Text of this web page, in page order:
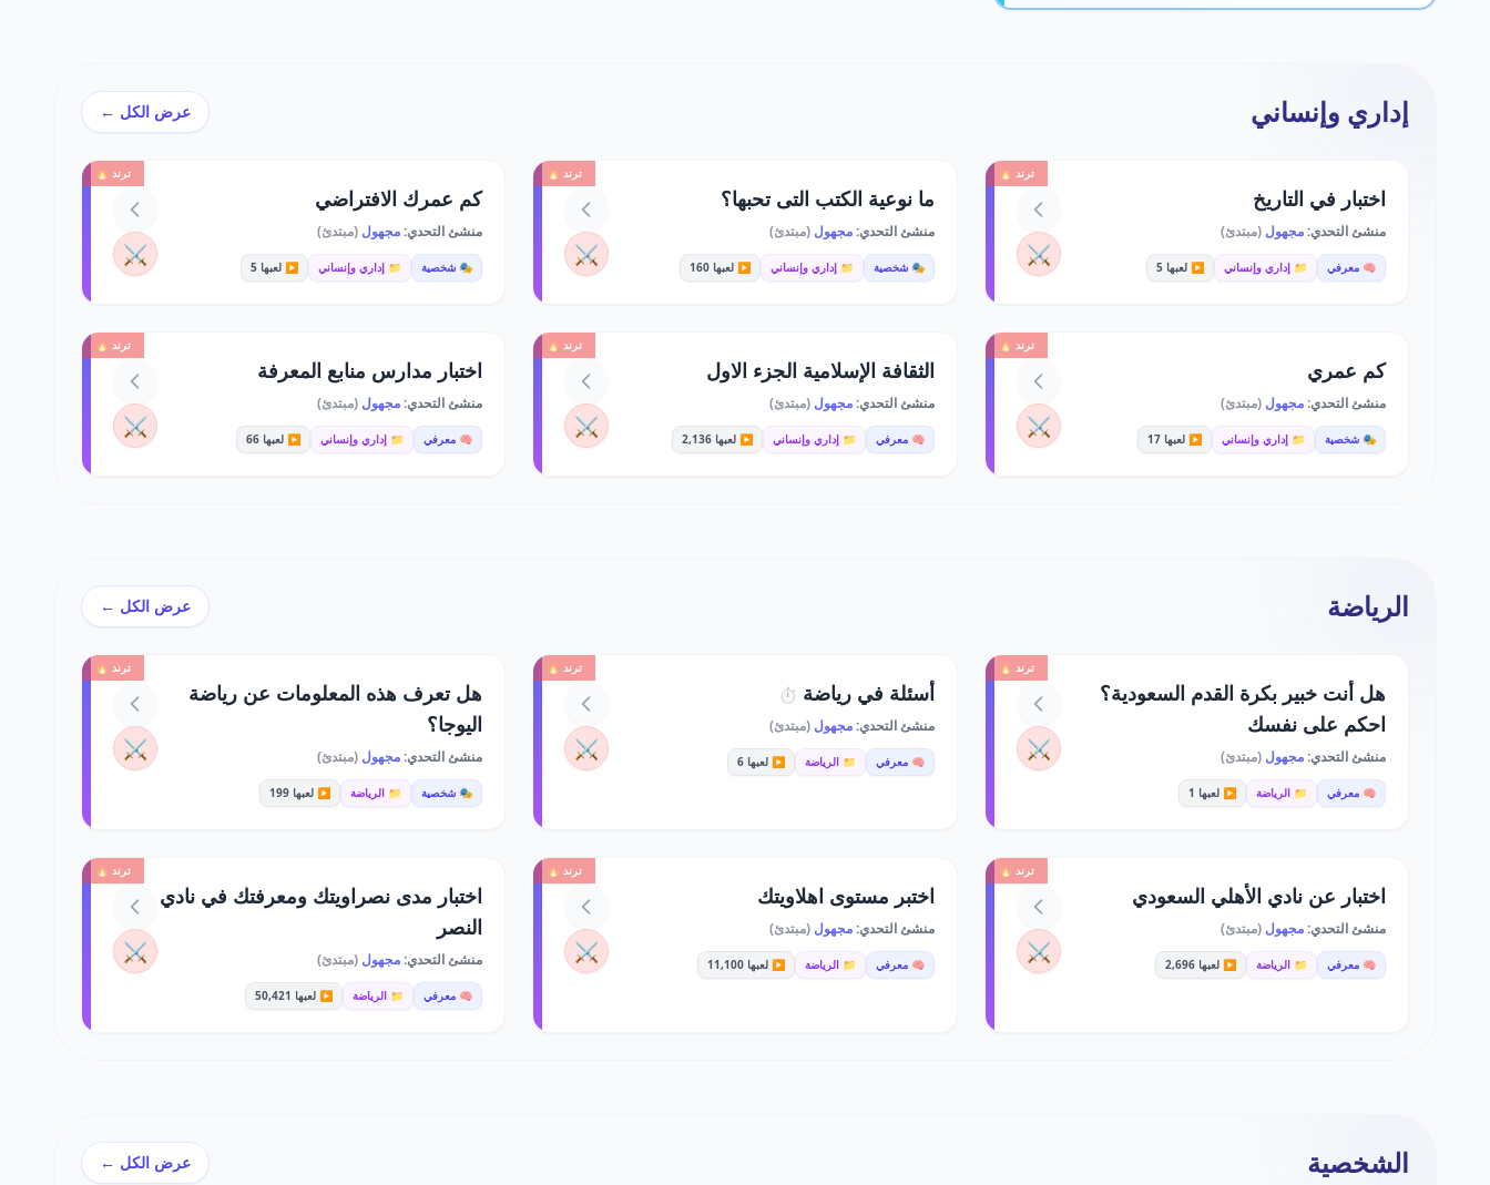
إداري وإنساني عرض الكل ←
ترند 🔥
اختبار في التاريخ
منشئ التحدي:مجهول (مبتدئ)
🧠 معرفي 📁 إداري وإنساني ▶️ لعبها 5 ⚔️
ترند 🔥
ما نوعية الكتب التى تحبها؟
منشئ التحدي:مجهول(مبتدئ)
🎭 شخصية 📁 إداري وإنساني ▶️ لعبها 160 ⚔️
ترند 🔥
كم عمرك الافتراضي
منشئ التحدي:مجهول (مبتدئ)
🎭 شخصية 📁 إداري وإنساني ▶️ لعبها 5 ⚔️
ترند 🔥
كم عمري
منشئ التحدي:مجهول (مبتدئ)
🎭 شخصية 📁 إداري وإنساني ▶️ لعبها 17 ⚔️
ترند 🔥
الثقافة الإسلامية الجزء الاول
منشئ التحدي:مجهول(مبتدئ)
🧠 معرفي 📁 إداري وإنساني ▶️ لعبها 2,136 ⚔️
ترند 🔥
اختبار مدارس منابع المعرفة
منشئ التحدي:مجهول (مبتدئ)
🧠 معرفي 📁 إداري وإنساني ▶️ لعبها 66 ⚔️
الرياضة عرض الكل ←
ترند 🔥
هل أنت خبير بكرة القدم السعودية؟
احكم على نفسك
منشئ التحدي:مجهول (مبتدئ)
🧠 معرفي 📁 الرياضة ▶️ لعبها 1
⚔️
ترند 🔥
أسئلة في رياضة ⏱️
منشئ التحدي:مجهول(مبتدئ)
🧠 معرفي 📁 الرياضة ▶️ لعبها 6 ⚔️
ترند 🔥
هل تعرف هذه المعلومات عن رياضة
اليوجا؟
منشئ التحدي:مجهول (مبتدئ)
🎭 شخصية 📁 الرياضة ▶️ لعبها 199
⚔️
ترند 🔥
اختبار عن نادي الأهلي السعودي
منشئ التحدي:مجهول (مبتدئ)
🧠 معرفي 📁 الرياضة ▶️ لعبها 2,696 ⚔️
ترند 🔥
اختبر مستوى اهلاويتك
منشئ التحدي:مجهول(مبتدئ)
🧠 معرفي 📁 الرياضة ▶️ لعبها 11,100 ⚔️
ترند 🔥
اختبار مدى نصراويتك ومعرفتك في نادي
النصر
منشئ التحدي:مجهول (مبتدئ)
🧠 معرفي 📁 الرياضة ▶️ لعبها 50,421
⚔️
الشخصية عرض الكل ←